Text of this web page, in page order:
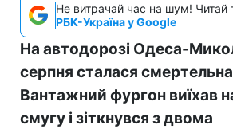
Не витрачай час на шум! Читай
РБК-Україна у Google
На автодорозі Одеса-
серпня сталася
Вантажний фургон виїхав
смугу і зіткнувся з двома